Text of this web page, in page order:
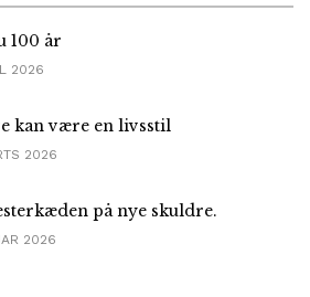
100 år
2026
kan være en livsstil
2026
på nye skuldre.
2026